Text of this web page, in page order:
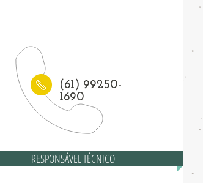
(61) 99250-
1690
RESPONSÁVEL TÉCNICO